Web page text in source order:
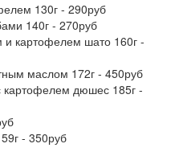
130г - 290руб
140г - 270руб
картофелем шато 160г -
маслом 172г - 450руб
картофелем дюшес 185г -
- 350руб